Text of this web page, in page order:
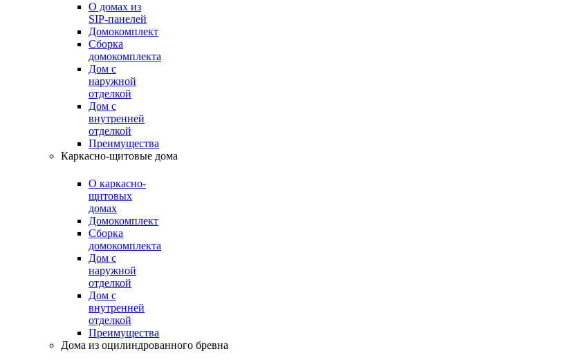
О домах из
SIP-панелей
Домокомплект
Сборка
домокомплекта
Дом с
наружной
отделкой
Дом с
внутренней
отделкой
Преимущества
Каркасно-щитовые дома
О каркасно-
щитовых
домах
Домокомплект
Сборка
домокомплекта
Дом с
наружной
отделкой
Дом с
внутренней
отделкой
Преимущества
Дома из оцилиндрованного бревна